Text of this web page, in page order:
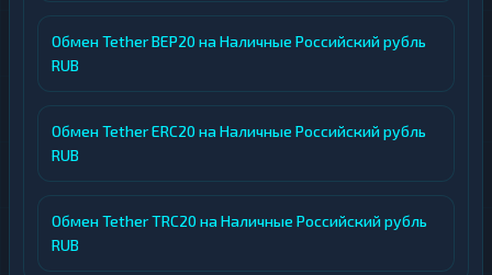
Обмен Tether BEP20 на Наличные Российский рубль
RUB
Обмен Tether ERC20 на Наличные Российский рубль
RUB
Обмен Tether TRC20 на Наличные Российский рубль
RUB